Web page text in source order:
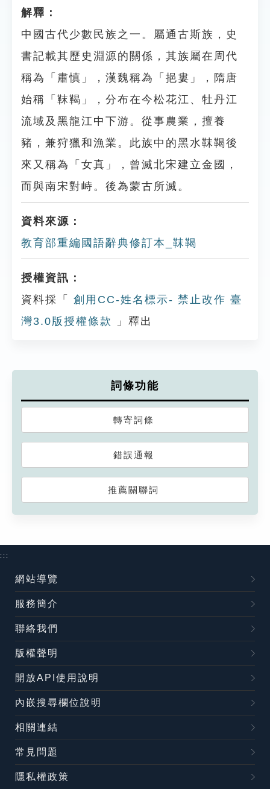
解釋：
中國古代少數民族之一。屬通古斯族，史
書記載其歷史淵源的關係，其族屬在周代
稱為「肅慎」，漢魏稱為「挹婁」，隋唐
始稱「靺鞨」，分布在今松花江、牡丹江
流域及黑龍江中下游。從事農業，擅養
豬，兼狩獵和漁業。此族中的黑水靺鞨後
來又稱為「女真」，曾滅北宋建立金國，
而與南宋對峙。後為蒙古所滅。
資料來源：
教育部重編國語辭典修訂本_靺鞨
授權資訊：
資料採「
創用CC-姓名標示- 禁止改作 臺
灣3.0版授權條款
」釋出
詞條功能
轉寄詞條
錯誤通報
推薦關聯詞
:::
網站導覽
服務簡介
聯絡我們
版權聲明
開放API使用說明
內嵌搜尋欄位說明
相關連結
常見問題
隱私權政策